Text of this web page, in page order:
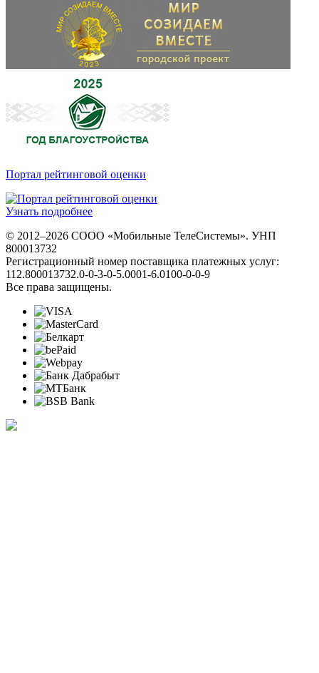
Портал рейтинговой оценки
Узнать подробнее
© 2012–2026 СООО «Мобильные ТелеСистемы». УНП
800013732
Регистрационный номер поставщика платежных услуг:
112.800013732.0-0-3-0-5.0001-6.0100-0-0-9
Все права защищены.